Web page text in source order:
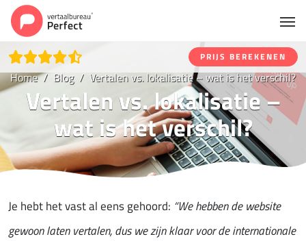
PRIJS BEREKENEN
Home Blog Vertalen vs. lokalisatie – wat is het verschil?
Vertalen vs. lokalisatie –
wat is het verschil?
Je hebt het vast al eens gehoord: “We hebben de website
gewoon laten vertalen, dus we zijn klaar voor de internationale